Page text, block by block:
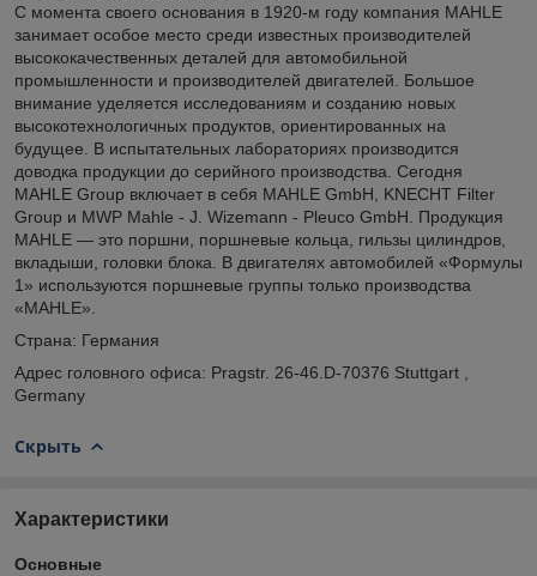
С момента своего основания в 1920-м году компания MAHLE
занимает особое место среди известных производителей
высококачественных деталей для автомобильной
промышленности и производителей двигателей. Большое
внимание уделяется исследованиям и созданию новых
высокотехнологичных продуктов, ориентированных на
будущее. В испытательных лабораториях производится
доводка продукции до серийного производства. Сегодня
MAHLE Group включает в себя MAHLE GmbH, KNECHT Filter
Group и MWP Mahle - J. Wizemann - Pleuco GmbH. Продукция
MAHLE — это поршни, поршневые кольца, гильзы цилиндров,
вкладыши, головки блока. В двигателях автомобилей «Формулы
1» используются поршневые группы только производства
«MAHLE».
Страна: Германия
Адрес головного офиса: Pragstr. 26-46.D-70376 Stuttgart ,
Germany
Скрыть
Характеристики
Основные